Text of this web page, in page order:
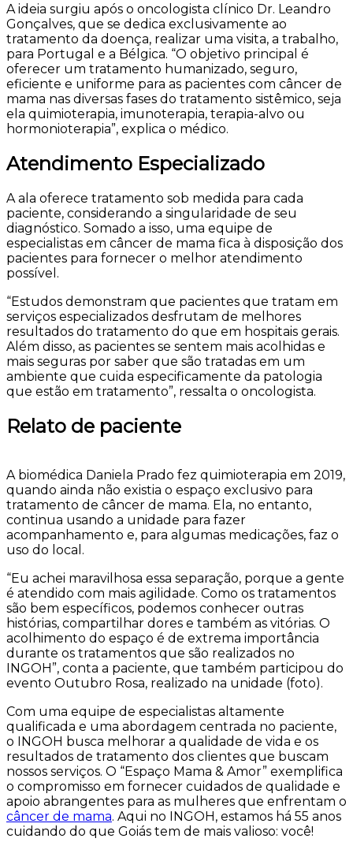
A ideia surgiu após o oncologista clínico Dr. Leandro
Gonçalves, que se dedica exclusivamente ao
tratamento da doença, realizar uma visita, a trabalho,
para Portugal e a Bélgica. “O objetivo principal é
oferecer um tratamento humanizado, seguro,
eficiente e uniforme para as pacientes com câncer de
mama nas diversas fases do tratamento sistêmico, seja
ela quimioterapia, imunoterapia, terapia-alvo ou
hormonioterapia”, explica o médico.
Atendimento Especializado
A ala oferece tratamento sob medida para cada
paciente, considerando a singularidade de seu
diagnóstico. Somado a isso, uma equipe de
especialistas em câncer de mama fica à disposição dos
pacientes para fornecer o melhor atendimento
possível.
“Estudos demonstram que pacientes que tratam em
serviços especializados desfrutam de melhores
resultados do tratamento do que em hospitais gerais.
Além disso, as pacientes se sentem mais acolhidas e
mais seguras por saber que são tratadas em um
ambiente que cuida especificamente da patologia
que estão em tratamento”, ressalta o oncologista.
Relato de paciente
A biomédica Daniela Prado fez quimioterapia em 2019,
quando ainda não existia o espaço exclusivo para
tratamento de câncer de mama. Ela, no entanto,
continua usando a unidade para fazer
acompanhamento e, para algumas medicações, faz o
uso do local.
“Eu achei maravilhosa essa separação, porque a gente
é atendido com mais agilidade. Como os tratamentos
são bem específicos, podemos conhecer outras
histórias, compartilhar dores e também as vitórias. O
acolhimento do espaço é de extrema importância
durante os tratamentos que são realizados no
INGOH”, conta a paciente, que também participou do
evento Outubro Rosa, realizado na unidade (foto).
Com uma equipe de especialistas altamente
qualificada e uma abordagem centrada no paciente,
o INGOH busca melhorar a qualidade de vida e os
resultados de tratamento dos clientes que buscam
nossos serviços. O “Espaço Mama & Amor” exemplifica
o compromisso em fornecer cuidados de qualidade e
apoio abrangentes para as mulheres que enfrentam o
câncer de mama. Aqui no INGOH, estamos há 55 anos
cuidando do que Goiás tem de mais valioso: você!